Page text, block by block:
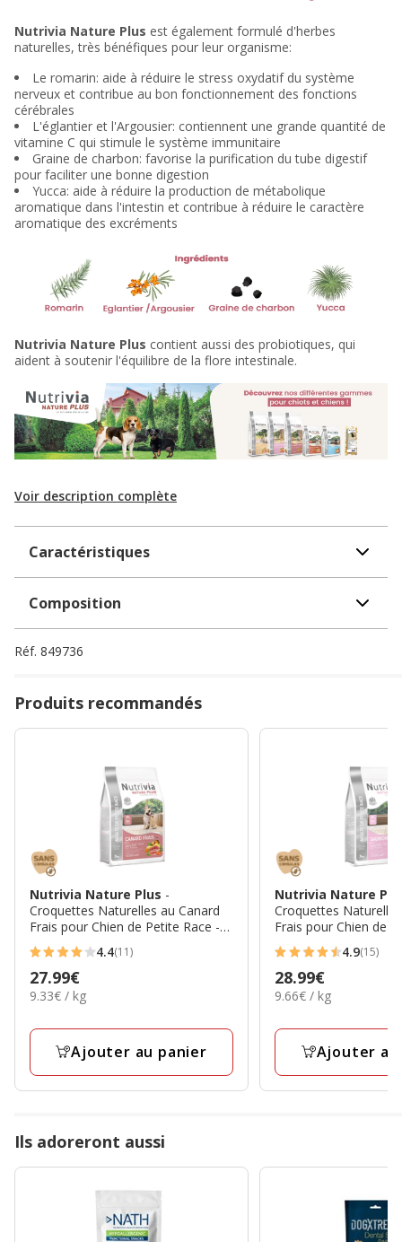
Nutrivia Nature Plus est également formulé d'herbes
naturelles, très bénéfiques pour leur organisme:
Le romarin: aide à réduire le stress oxydatif du système
nerveux et contribue au bon fonctionnement des fonctions
cérébrales
L'églantier et l'Argousier: contiennent une grande quantité de
vitamine C qui stimule le système immunitaire
Graine de charbon: favorise la purification du tube digestif
pour faciliter une bonne digestion
Yucca: aide à réduire la production de métabolique
aromatique dans l'intestin et contribue à réduire le caractère
aromatique des excréments
Nutrivia Nature Plus contient aussi des probiotiques, qui
aident à soutenir l'équilibre de la flore intestinale.
Voir description complète
Caractéristiques
Composition
Réf. 849736
Produits recommandés
Nutrivia Nature Plus -
Croquettes Naturelles au Canard
Frais pour Chien de Petite Race -
3Kg
4.4
étoiles
avec
11
4.4(11)
Prix
27.99€
27.99€
9.33€
Kg
9.33€ / kg
Ajouter au panier
Nutrivia Nature
Croquettes
Frais pour Chien de
3Kg
4.9
étoiles
avec
15
4.9(15)
Prix
28.99€
28.99€
9.66€
Kg
9.66€ / kg
Ajouter
Ils adoreront aussi